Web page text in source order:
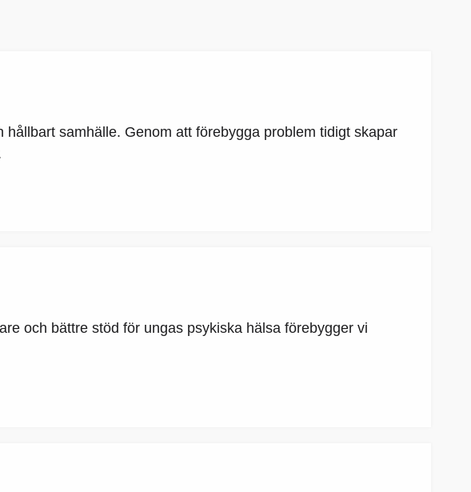
samhälle. Genom att förebygga problem tidigt skapar
och bättre stöd för ungas psykiska hälsa förebygger vi